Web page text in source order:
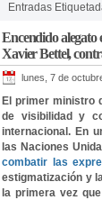
Entradas
Encendido alegato
Xavier Bettel,
lunes, 7 de
El primer ministro
de visibilidad y
internacional. En
las Naciones
combatir las
estigmatización y
la primera vez